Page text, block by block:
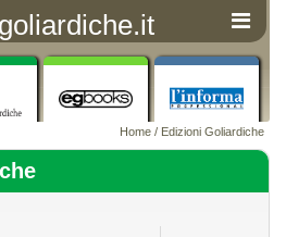
Home / Edizioni Goliardiche